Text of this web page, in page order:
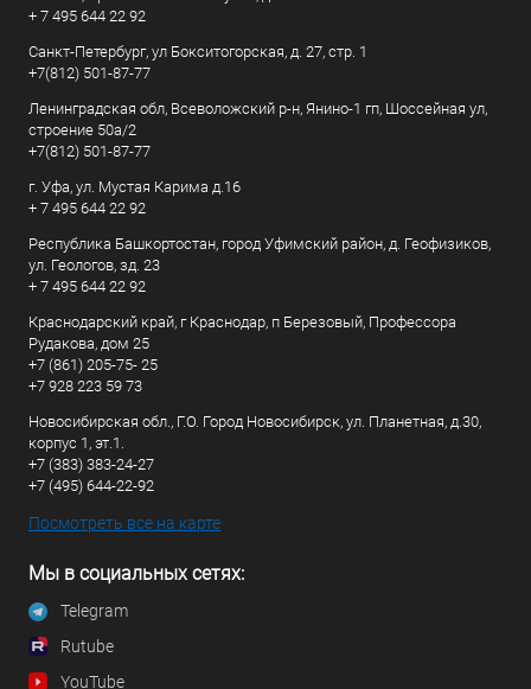
+ 7 495 644 22 92
Санкт-Петербург, ул Бокситогорская, д. 27, стр. 1
+7(812) 501-87-77
Ленинградская обл, Всеволожский р-н, Янино-1 гп, Шоссейная ул,
строение 50а/2
+7(812) 501-87-77
г. Уфа, ул. Мустая Карима д.16
+ 7 495 644 22 92
Республика Башкортостан, город Уфимский район, д. Геофизиков,
ул. Геологов, зд. 23
+ 7 495 644 22 92
Краснодарский край, г Краснодар, п Березовый, Профессора
Рудакова, дом 25
+7 (861) 205-75- 25
+7 928 223 59 73
Новосибирская обл., Г.О. Город Новосибирск, ул. Планетная, д.30,
корпус 1, эт.1.
+7 (383) 383-24-27
+7 (495) 644-22-92
Посмотреть все на карте
Мы в социальных сетях:
Telegram
Rutube
YouTube